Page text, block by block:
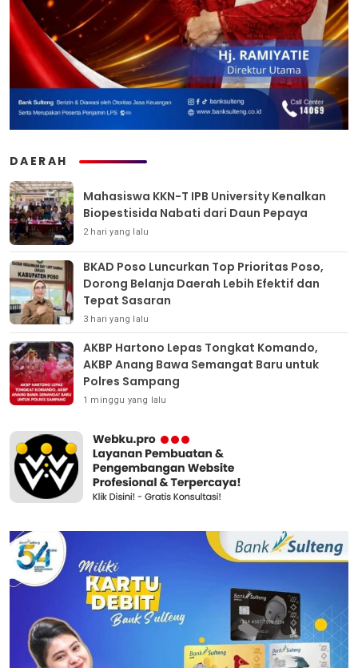
DAERAH
Mahasiswa KKN-T IPB University Kenalkan
Biopestisida Nabati dari Daun Pepaya
2 hari yang lalu
BKAD Poso Luncurkan Top Prioritas Poso,
Dorong Belanja Daerah Lebih Efektif dan
Tepat Sasaran
3 hari yang lalu
AKBP Hartono Lepas Tongkat Komando,
AKBP Anang Bawa Semangat Baru untuk
Polres Sampang
1 minggu yang lalu